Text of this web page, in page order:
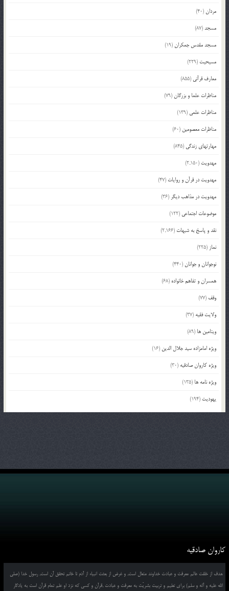
مردان(40)
مسجد(87)
مسجد مقدس جمکران(19)
مسیحیت (229)
معارف قرآنی (855)
مناظرات علما و بزرگان(79)
مناظرات علمی (139)
مناظرات معصومین (60)
مهارتهای زندگی (845)
مهدویت (2,150)
مهدویت در قرآن و روایات (47)
مهدویت در مذاهب دیگر (36)
موضوعات اجتماعی (122)
نقد و پاسخ به شبهات (2,166)
نماز (225)
نوجوانان و جوانان(440)
همسران و تفاهم خانواده (68)
وقف (77)
ولایت فقیه (37)
ویتامین ها (89)
ویژه امامزاده سید جلال الدین (16)
ویژه کاروان صادقیه (30)
ویژه نامه ها (135)
یهودیت (194)
کاروان صادقیه
هدف از خلقت عالم معرفت و عبادت خداوند متعال است, و غرض از بعثت انبیاء از آدم تا خاتم تحقق آن است, رسول خدا (صلی
الله علیه و آله و سلم) برای تعلیم و تربیت بشریّت به معرفت و عبادت ,قرآن و کسی که نزد او علم تمام قرآن است به یادگار